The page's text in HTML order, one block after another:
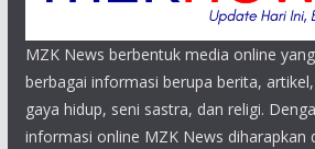
MZK News berbentuk media online
berbagai informasi berupa berita,
gaya hidup, seni sastra, dan religi.
informasi online MZK News diharapkan